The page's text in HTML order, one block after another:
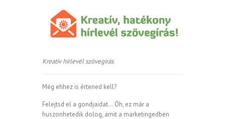
Kreatív hírlevél szövegírás
Még ehhez is értened kell?
Felejtsd el a gondjaidat… Óh, ez már a
huszonhetedik dolog, amit a marketingedben